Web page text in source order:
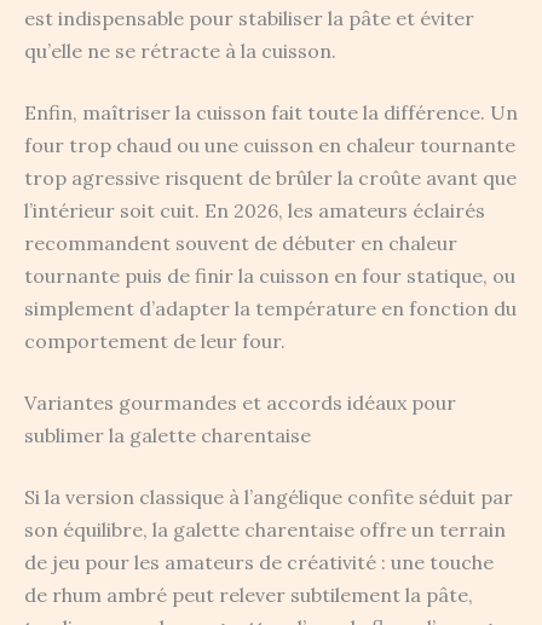
est indispensable pour stabiliser la pâte et éviter
qu’elle ne se rétracte à la cuisson.
Enfin, maîtriser la cuisson fait toute la différence. Un
four trop chaud ou une cuisson en chaleur tournante
trop agressive risquent de brûler la croûte avant que
l’intérieur soit cuit. En 2026, les amateurs éclairés
recommandent souvent de débuter en chaleur
tournante puis de finir la cuisson en four statique, ou
simplement d’adapter la température en fonction du
comportement de leur four.
Variantes gourmandes et accords idéaux pour
sublimer la galette charentaise
Si la version classique à l’angélique confite séduit par
son équilibre, la galette charentaise offre un terrain
de jeu pour les amateurs de créativité : une touche
de rhum ambré peut relever subtilement la pâte,